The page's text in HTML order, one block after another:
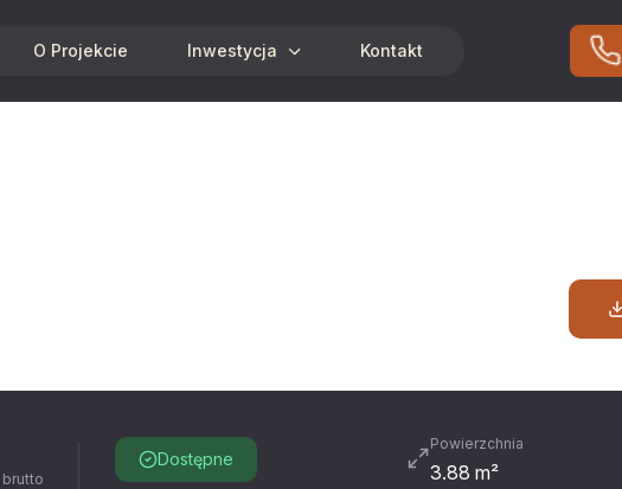
O Projekcie Inwestycja Kontakt
brutto
Dostępne
Powierzchnia
3.88 m²